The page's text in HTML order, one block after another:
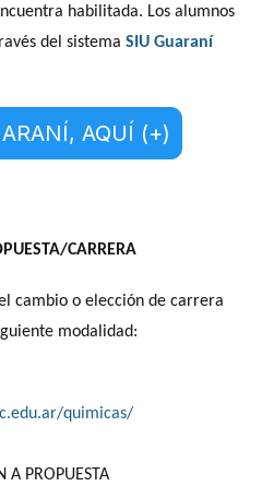
habilitada. Los alumnos
del sistema SIU Guaraní
AQUÍ (+)
CARRERA
cambio o elección de carrera
modalidad:
quimicas/
A PROPUESTA